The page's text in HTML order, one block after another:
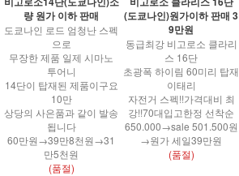
량 원가 이하 판매
도쿄나인 로드 엄청난 스펙
으로
무장한 제품 일제 시마노
투어니
14단이 탑재된 제품이구요
10만
상당의 사은품과 같이 발송
됩니다
60만원→39만8천원→31
만5천원
(품절)
(도쿄나인)원가이하 판매 3
9만원
동급최강 비고로소 클라리
스 16단
초광폭 하이림 60미리 탑재
이태리
자전거 스펙!!가격대비 최
강!!70대입고한정 선착순
650.000→sale 501.500원
→원가 세일39만원
(품절)